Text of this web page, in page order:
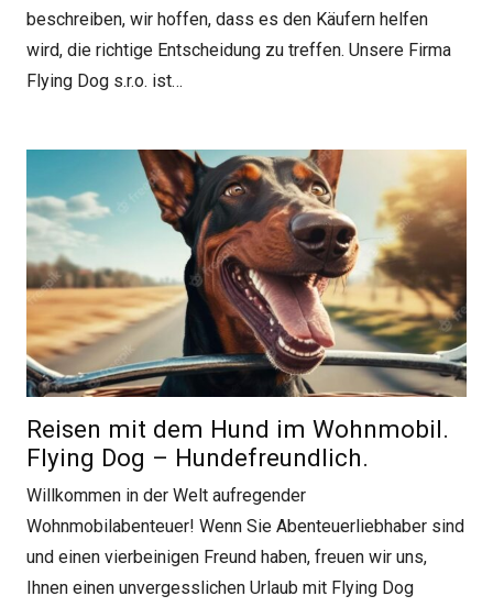
beschreiben, wir hoffen, dass es den Käufern helfen
wird, die richtige Entscheidung zu treffen. Unsere Firma
Flying Dog s.r.o. ist…
Reisen mit dem Hund im Wohnmobil.
Flying Dog – Hundefreundlich.
Willkommen in der Welt aufregender
Wohnmobilabenteuer! Wenn Sie Abenteuerliebhaber sind
und einen vierbeinigen Freund haben, freuen wir uns,
Ihnen einen unvergesslichen Urlaub mit Flying Dog